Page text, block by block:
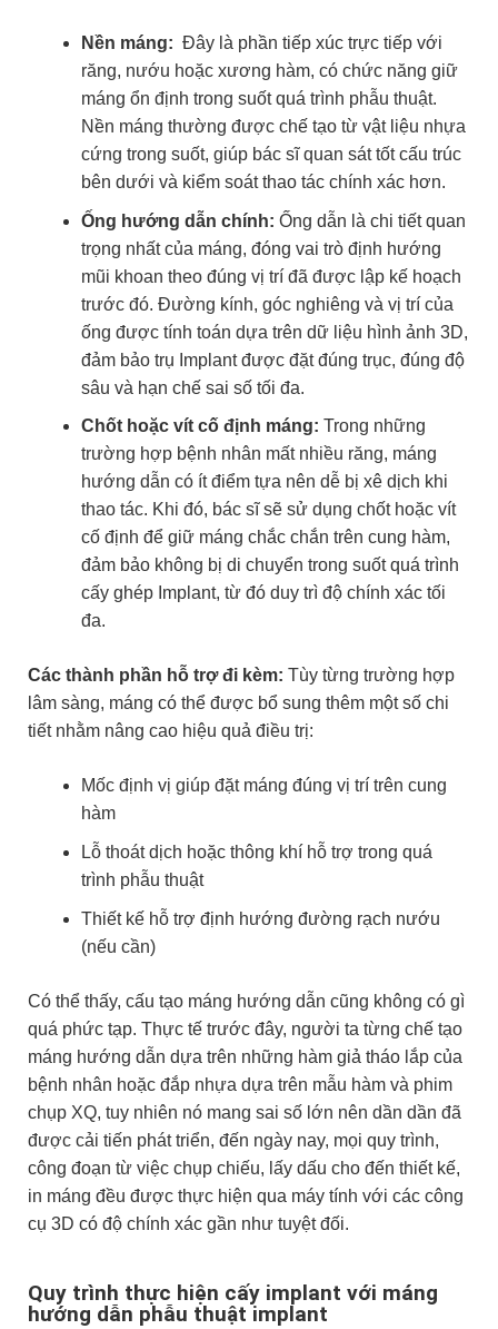
Nền máng: Đây là phần tiếp xúc trực tiếp với
răng, nướu hoặc xương hàm, có chức năng giữ
máng ổn định trong suốt quá trình phẫu thuật.
Nền máng thường được chế tạo từ vật liệu nhựa
cứng trong suốt, giúp bác sĩ quan sát tốt cấu trúc
bên dưới và kiểm soát thao tác chính xác hơn.
Ống hướng dẫn chính: Ống dẫn là chi tiết quan
trọng nhất của máng, đóng vai trò định hướng
mũi khoan theo đúng vị trí đã được lập kế hoạch
trước đó. Đường kính, góc nghiêng và vị trí của
ống được tính toán dựa trên dữ liệu hình ảnh 3D,
đảm bảo trụ Implant được đặt đúng trục, đúng độ
sâu và hạn chế sai số tối đa.
Chốt hoặc vít cố định máng: Trong những
trường hợp bệnh nhân mất nhiều răng, máng
hướng dẫn có ít điểm tựa nên dễ bị xê dịch khi
thao tác. Khi đó, bác sĩ sẽ sử dụng chốt hoặc vít
cố định để giữ máng chắc chắn trên cung hàm,
đảm bảo không bị di chuyển trong suốt quá trình
cấy ghép Implant, từ đó duy trì độ chính xác tối
đa.
Các thành phần hỗ trợ đi kèm: Tùy từng trường hợp
lâm sàng, máng có thể được bổ sung thêm một số chi
tiết nhằm nâng cao hiệu quả điều trị:
Mốc định vị giúp đặt máng đúng vị trí trên cung
hàm
Lỗ thoát dịch hoặc thông khí hỗ trợ trong quá
trình phẫu thuật
Thiết kế hỗ trợ định hướng đường rạch nướu
(nếu cần)
Có thể thấy, cấu tạo máng hướng dẫn cũng không có gì
quá phức tạp. Thực tế trước đây, người ta từng chế tạo
máng hướng dẫn dựa trên những hàm giả tháo lắp của
bệnh nhân hoặc đắp nhựa dựa trên mẫu hàm và phim
chụp XQ, tuy nhiên nó mang sai số lớn nên dần dần đã
được cải tiến phát triển, đến ngày nay, mọi quy trình,
công đoạn từ việc chụp chiếu, lấy dấu cho đến thiết kế,
in máng đều được thực hiện qua máy tính với các công
cụ 3D có độ chính xác gần như tuyệt đối.
Quy trình thực hiện cấy implant với máng
hướng dẫn phẫu thuật implant